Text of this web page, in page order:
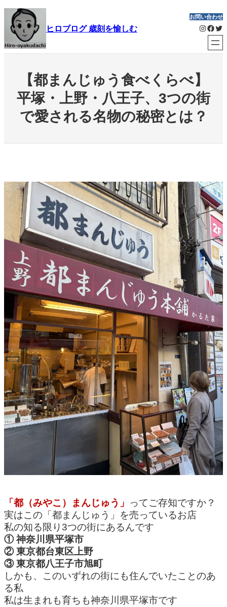
内
容
を
ス
ヒロブログ 歳刻を愉しむ
お問い合わせ
Instagram Facebook Twitter
【都まんじゅう食べくらべ】
平塚・上野・八王子、3つの街
で愛される名物の秘密とは？
「都（みやこ）まんじゅう」
ってご存知ですか？
実はこの「都まんじゅう」を売っているお店
私の知る限り3つの街にあるんです
① 神奈川県平塚市
② 東京都台東区上野
③ 東京都八王子市旭町
しかも、このいずれの街にも住んでいたことのあ
る私
私は生まれも育ちも神奈川県平塚市です